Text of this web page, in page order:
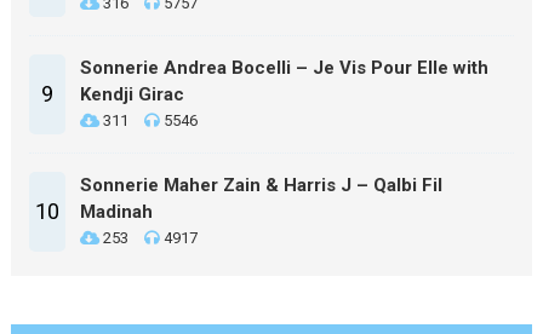
9
Sonnerie Andrea Bocelli – Je Vis Pour Elle with
Kendji Girac
311 5546
10
Sonnerie Maher Zain & Harris J – Qalbi Fil
Madinah
253 4917